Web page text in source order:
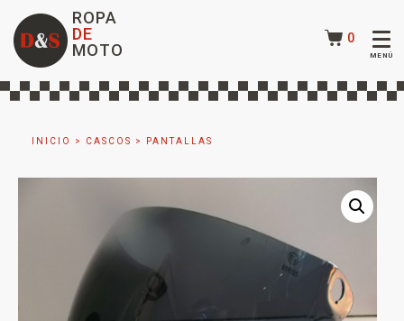
ROPA
DE
MOTO
0
INICIO > CASCOS > PANTALLAS